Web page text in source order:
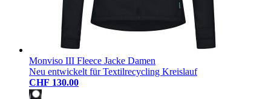
Monviso III Fleece Jacke Damen
Neu entwickelt für Textilrecycling Kreislauf
CHF 130.00